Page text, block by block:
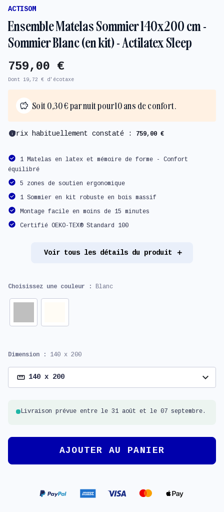
ACTISOM
Ensemble Matelas Sommier 140x200 cm -
Sommier Blanc (en kit) - Actilatex Sleep
759,00 €
Dont 19,72 € d'écotaxe
Soit 0,30 € par nuit pour 10 ans de confort.
infoPrix habituellement constaté : 759,00 €
1 Matelas en latex et mémoire de forme - Confort
équilibré
5 zones de soutien ergonomique
1 Sommier en kit robuste en bois massif
Montage facile en moins de 15 minutes
Certifié OEKO-TEX® Standard 100
Voir tous les détails du produit
Choisissez une couleur : Blanc
Dimension : 140 x 200
140 x 200 expand_more
Livraison prévue entre le 31 août et le 07 septembre.
AJOUTER AU PANIER